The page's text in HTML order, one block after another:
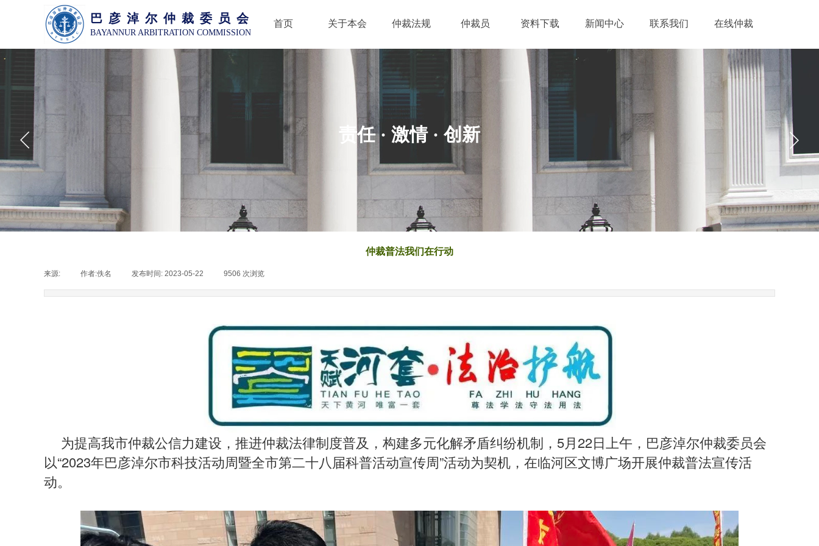
巴 彦 淖 尔 仲 裁 委 员 会
BAYANNUR ARBITRATION COMMISSION
首页 关于本会 仲裁法规 仲裁员 资料下载 新闻中心 联系我们 在线仲裁
责任 · 激情 · 创新
仲裁普法我们在行动
来源: 作者:佚名 发布时间: 2023-05-22 9506 次浏览
为提高我市仲裁公信力建设，推进仲裁法律制度普及，构建多元化解矛盾纠纷机制，5月22日上午，巴彦淖尔仲裁委员会
以“2023年巴彦淖尔市科技活动周暨全市第二十八届科普活动宣传周”活动为契机，在临河区文博广场开展仲裁普法宣传活
动。